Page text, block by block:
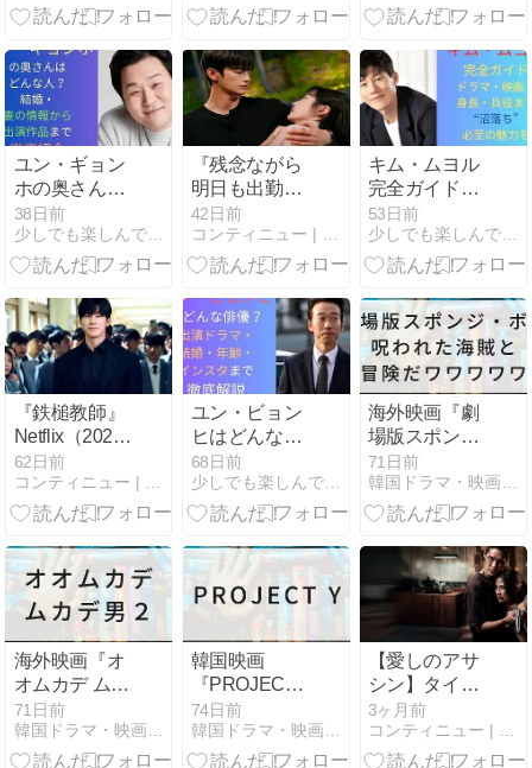
タ・熱愛彼氏
REDLINE
出演ドラマ・
査！
ユン・ギョン
ホの奥さんは
どんな人？結
婚・妻の情報
から出演作品
38日前
少しでも楽しんで頂けたら
『残念ながら
明日も出勤で
す！』
（2026）1
話・2話を見
42日前
キム・ムヨル
完全ガイド｜
ドラマ・映
画・身長・兵
役まで“沼落
を徹底解説
53日前
少しでも楽しんで頂けたら
『鉄槌教師』
Netflix（2026）
韓国ドラマの
感想（ネタバ
レあり）
62日前
ユン・ビョン
ヒはどんな俳
優？出演ドラ
マ・結婚・年
齢・インスタ
68日前
少しでも楽しんで頂けたら
海外映画『劇
場版スポン
ジ・ボブ 呪わ
れた海賊と大
冒険だワワワ
信はどこ？見
逃し視聴でき
る動画配信サ
ービスまとめ
【2025年おす
すめ洋画：フ
ァミリーコメ
ディアニメ】
71日前
海外映画『オ
オムカデ ムカ
デ男２』の配
信はどこ？見
逃し視聴でき
71日前
韓国映画
『PROJECT
Y』の配信は
どこ？見逃し
視聴できる動
74日前
【愛しのアサ
シン】タイ映
画（2026）ネ
タバレありの
感想
3ヶ月前